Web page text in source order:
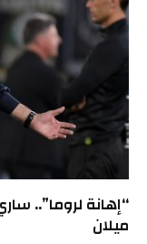
“إهانة لروما”..
ميلان